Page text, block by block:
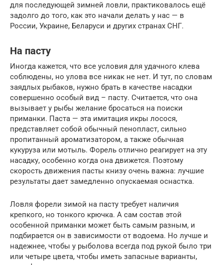
для последующей зимней ловли, практиковалось ещё
задолго до того, как это начали делать у нас — в
России, Украине, Беларуси и других странах СНГ.
На пасту
Иногда кажется, что все условия для удачного клева
соблюдены, но улова все никак не нет. И тут, по словам
заядлых рыбаков, нужно брать в качестве насадки
совершенно особый вид – пасту. Считается, что она
вызывает у рыбы желание бросаться на поиски
приманки. Паста — эта имитация икры лосося,
представляет собой обычный пенопласт, сильно
пропитанный ароматизатором, а также обычная
кукуруза или мотыль. Форель отлично реагирует на эту
насадку, особенно когда она движется. Поэтому
скорость движения пасты книзу очень важна: лучшие
результаты дает замедленно опускаемая оснастка.
Ловля форели зимой на пасту требует наличия
крепкого, но тонкого крючка. А сам состав этой
особенной приманки может быть самым разным, и
подбирается он в зависимости от водоема. Но лучше и
надежнее, чтобы у рыболова всегда под рукой было три
или четыре цвета, чтобы иметь запасные варианты,